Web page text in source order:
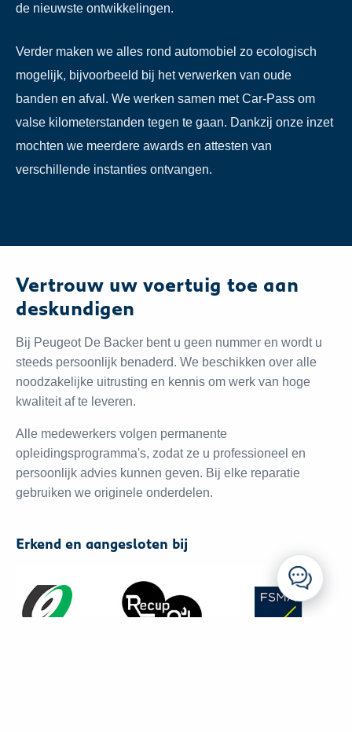
de nieuwste ontwikkelingen.
Verder maken we alles rond automobiel zo ecologisch
mogelijk, bijvoorbeeld bij het verwerken van oude
banden en afval. We werken samen met Car-Pass om
valse kilometerstanden tegen te gaan. Dankzij onze inzet
mochten we meerdere awards en attesten van
verschillende instanties ontvangen.
Vertrouw uw voertuig toe aan
deskundigen
Bij Peugeot De Backer bent u geen nummer en wordt u
steeds persoonlijk benaderd. We beschikken over alle
noodzakelijke uitrusting en kennis om werk van hoge
kwaliteit af te leveren.
Alle medewerkers volgen permanente
opleidingsprogramma's, zodat ze u professioneel en
persoonlijk advies kunnen geven. Bij elke reparatie
gebruiken we originele onderdelen.
Erkend en aangesloten bij